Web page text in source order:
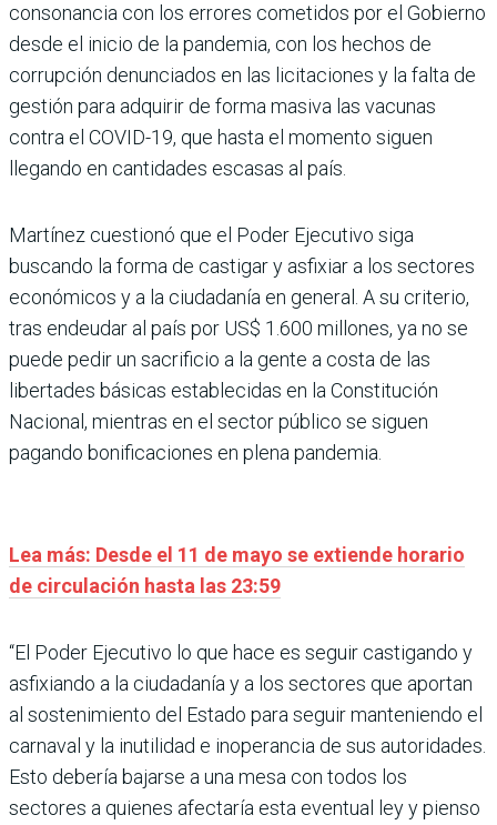
consonancia con los errores cometidos por el Gobierno
desde el inicio de la pandemia, con los hechos de
corrupción denunciados en las licitaciones y la falta de
gestión para adquirir de forma masiva las vacunas
contra el COVID-19, que hasta el momento siguen
llegando en cantidades escasas al país.
Martínez cuestionó que el Poder Ejecutivo siga
buscando la forma de castigar y asfixiar a los sectores
económicos y a la ciudadanía en general. A su criterio,
tras endeudar al país por US$ 1.600 millones, ya no se
puede pedir un sacrificio a la gente a costa de las
libertades básicas establecidas en la Constitución
Nacional, mientras en el sector público se siguen
pagando bonificaciones en plena pandemia.
Lea más: Desde el 11 de mayo se extiende horario
de circulación hasta las 23:59
“El Poder Ejecutivo lo que hace es seguir castigando y
asfixiando a la ciudadanía y a los sectores que aportan
al sostenimiento del Estado para seguir manteniendo el
carnaval y la inutilidad e inoperancia de sus autoridades.
Esto debería bajarse a una mesa con todos los
sectores a quienes afectaría esta eventual ley y pienso